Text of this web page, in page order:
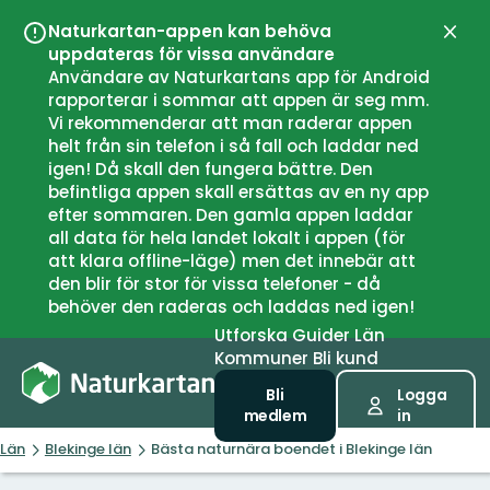
Naturkartan-appen kan behöva
uppdateras för vissa användare
Användare av Naturkartans app för Android
rapporterar i sommar att appen är seg mm.
Vi rekommenderar att man raderar appen
helt från sin telefon i så fall och laddar ned
igen! Då skall den fungera bättre. Den
befintliga appen skall ersättas av en ny app
efter sommaren. Den gamla appen laddar
all data för hela landet lokalt i appen (för
att klara offline-läge) men det innebär att
den blir för stor för vissa telefoner - då
behöver den raderas och laddas ned igen!
UtforskaGuiderLän
Kommuner Bli kund
Bli
medlem
Logga
in
Län Blekinge län Bästa naturnära boendet i Blekinge län